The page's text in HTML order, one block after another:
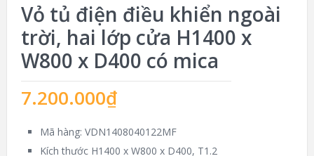
Vỏ tủ điện điều khiển ngoài
trời, hai lớp cửa H1400 x
W800 x D400 có mica
7.200.000₫
Mã hàng: VDN1408040122MF
Kích thước H1400 x W800 x D400, T1.2